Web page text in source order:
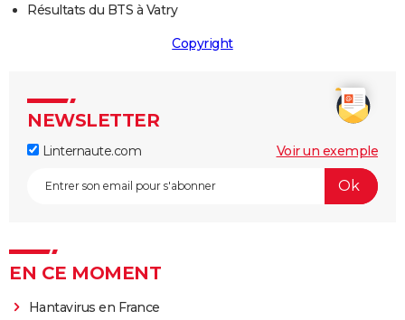
Résultats du BTS à Vatry
Copyright
NEWSLETTER
Linternaute.com Voir un exemple
EN CE MOMENT
Hantavirus en France